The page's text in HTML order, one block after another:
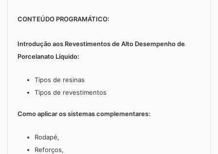
CONTEÚDO PROGRAMÁTICO:
Introdução aos Revestimentos de Alto Desempenho de
Porcelanato Líquido:
Tipos de resinas
Tipos de revestimentos
Como aplicar os sistemas complementares:
Rodapé,
Reforços,